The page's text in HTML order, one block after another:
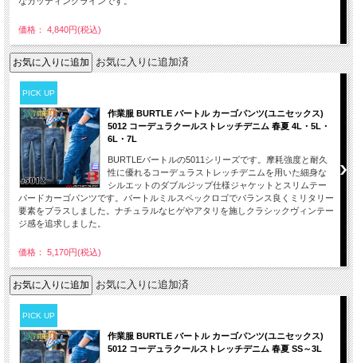
価格： 4,840円(税込)
お気に入りに追加済
PICK UP
作業服 BURTLE バートル カーゴパンツ(ユニセックス)
5012 コーデュラクールストレッチデニム 春夏 4L・5L・
6L・7L
BURTLEバートルの5011シリーズです。摩耗強度と耐久
性に優れるコーデュラストレッチデニムを用いた細身な
シルエットのダブルジップ仕様ジャケットとスリムテー
パードカーゴパンツです。バートルミルスペックロゴでバランス良くミリタリー
要素をプラスしました。ナチュラルなヒゲやアタリを施しクラシックヴィンテー
ジ感を追求しました。
価格： 5,170円(税込)
お気に入りに追加済
PICK UP
作業服 BURTLE バートル カーゴパンツ(ユニセックス)
5012 コーデュラクールストレッチデニム 春夏 SS～3L